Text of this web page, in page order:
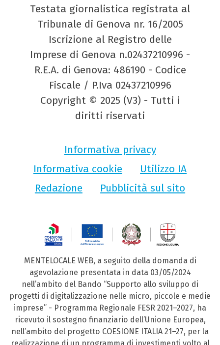
Testata giornalistica registrata al
Tribunale di Genova nr. 16/2005
Iscrizione al Registro delle
Imprese di Genova n.02437210996 -
R.E.A. di Genova: 486190 - Codice
Fiscale / P.Iva 02437210996
Copyright © 2025 (V3) - Tutti i
diritti riservati
Informativa privacy
Informativa cookie
Utilizzo IA
Redazione
Pubblicità sul sito
MENTELOCALE WEB, a seguito della domanda di
agevolazione presentata in data 03/05/2024
nell’ambito del Bando “Supporto allo sviluppo di
progetti di digitalizzazione nelle micro, piccole e medie
imprese” - Programma Regionale FESR 2021–2027, ha
ricevuto il sostegno finanziario dell’Unione Europea,
nell’ambito del progetto COESIONE ITALIA 21–27, per la